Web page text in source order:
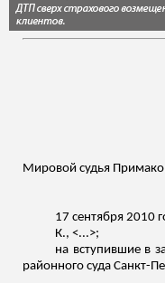
Мировой судья
17 сентября 2010
К., <...>;
на вступившие в
районного суда Санкт-